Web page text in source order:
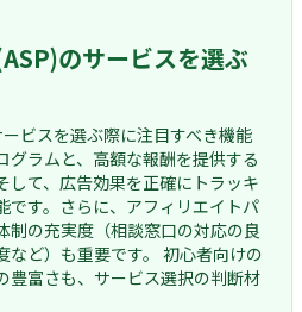
のサービスを選ぶ
ビスを選ぶ際に注目すべき機能
グラムと、高額な報酬を提供する
して、広告効果を正確にトラッキ
です。さらに、アフィリエイトパ
制の充実度（相談窓口の対応の良
など）も重要です。 初心者向けの
豊富さも、サービス選択の判断材